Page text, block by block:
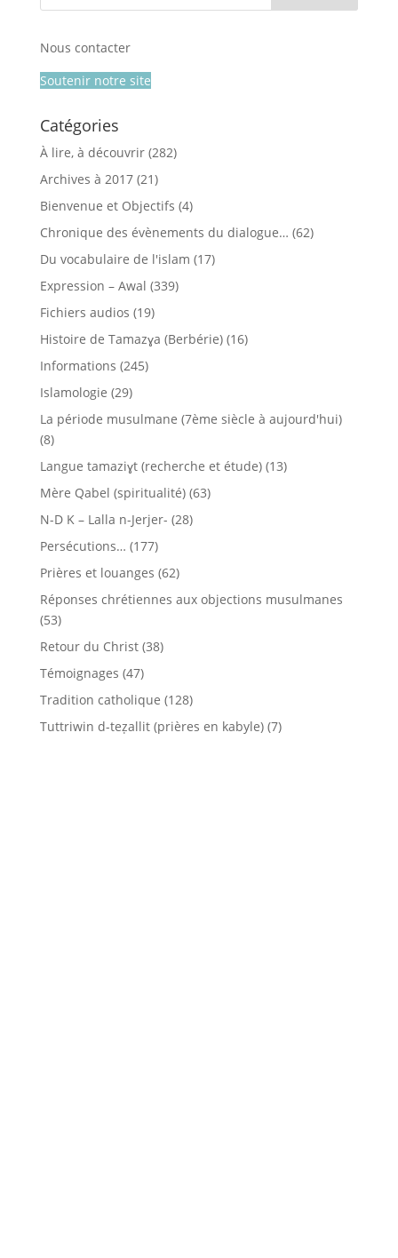
Nous contacter
Soutenir notre site
Catégories
À lire, à découvrir(282)
Archives à 2017(21)
Bienvenue et Objectifs (4)
Chronique des évènements du dialogue… (62)
Du vocabulaire de l'islam (17)
Expression – Awal (339)
Fichiers audios (19)
Histoire de Tamazɣa (Berbérie)(16)
Informations (245)
Islamologie (29)
La période musulmane (7ème siècle à aujourd'hui)
(8)
Langue tamaziɣt (recherche et étude)(13)
Mère Qabel (spiritualité)(63)
N-D K – Lalla n-Jerjer- (28)
Persécutions… (177)
Prières et louanges (62)
Réponses chrétiennes aux objections musulmanes
(53)
Retour du Christ(38)
Témoignages (47)
Tradition catholique (128)
Tuttriwin d-teẓallit (prières en kabyle)(7)